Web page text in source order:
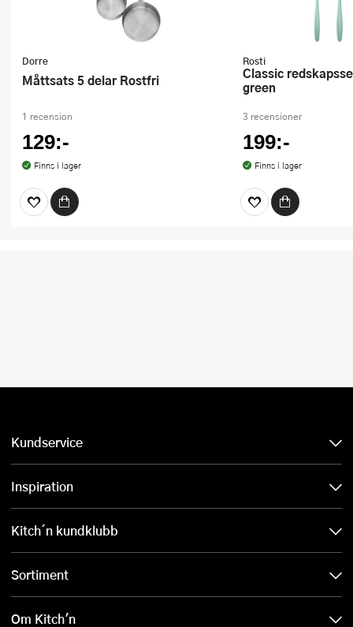
Dorre
Måttsats 5 delar Rostfri
1 recension
129:-
Finns i lager
Rosti
Classic redskapsset 3 delar nordic
green
3 recensioner
199:-
Finns i lager
Kundservice
Inspiration
Kitch´n kundklubb
Sortiment
Om Kitch'n